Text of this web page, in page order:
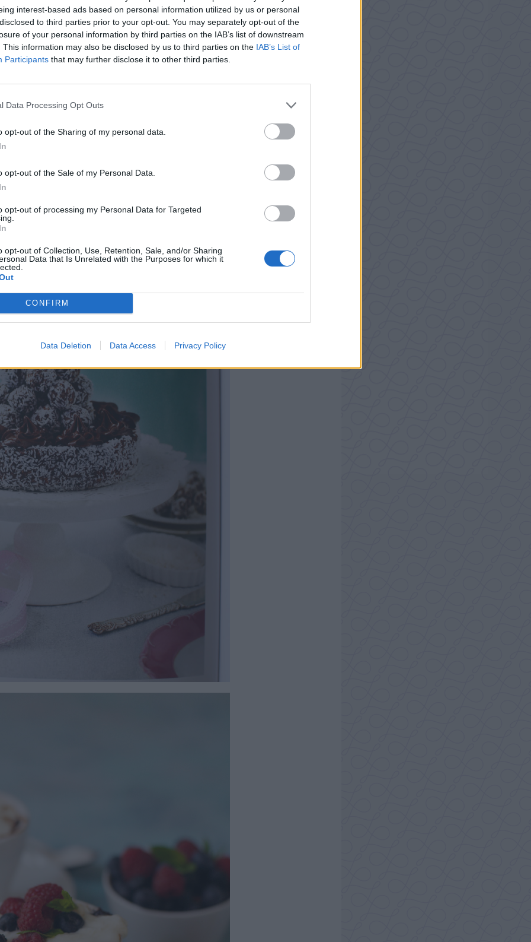
interest-based ads based on personal information utilized by us or personal
to third parties prior to your opt-out. You may separately opt-out of the
of your personal information by third parties on the IAB’s list of downstream
This information may also be disclosed by us to third parties on the IAB’s List of
Participants that may further disclose it to other third parties.
Data Processing Opt Outs
opt-out of the Sharing of my personal data.
opt-out of the Sale of my Personal Data.
opt-out of processing my Personal Data for Targeted
opt-out of Collection, Use, Retention, Sale, and/or Sharing
Data that Is Unrelated with the Purposes for which it
CONFIRM
Data Deletion Data Access Privacy Policy
krämiga kladdkakor, chokladiga pajer,
tårta. Alla recept är lätta att göra.
dessa, inga konstigheter alls.